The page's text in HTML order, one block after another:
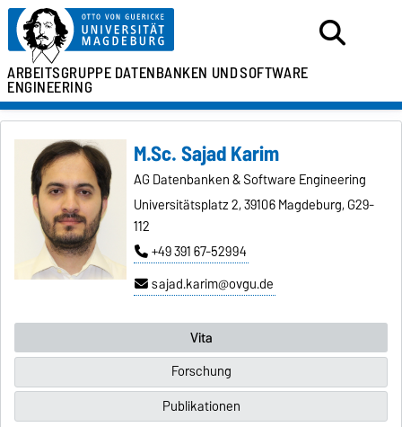
ARBEITSGRUPPEDATENBANKEN UNDSOFTWARE
ENGINEERING
M.Sc. Sajad Karim
AG Datenbanken & Software Engineering
Universitätsplatz 2, 39106 Magdeburg, G29-
112
+49 391 67-52994
sajad.karim@ovgu.de
Vita
Forschung
Publikationen